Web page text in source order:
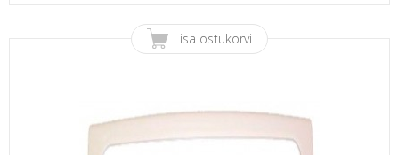
Lisa ostukorvi